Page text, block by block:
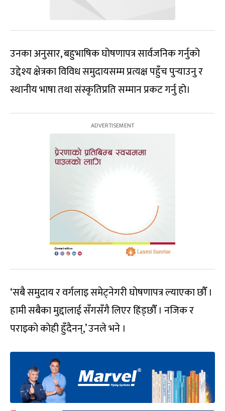
उनका अनुसार, बहुभाषिक घोषणापत्र सार्वजनिक गर्नुको
उद्देश्य क्षेत्रका विविध समुदायसम्म प्रत्यक्ष पहुँच पुर्‍याउनु र
स्थानीय भाषा तथा संस्कृतिप्रति सम्मान प्रकट गर्नु हो।
‘सबै समुदाय र वर्गलाइ समेट्नेगरी घाेषणापत्र ल्याएका छाैँ ।
हामी सबैका मुद्दालाई सँगसँगै लिएर हिंड्छाैँ । नजिक र
पराइकाे काेही हुँदैनन्,’ उनले भने ।